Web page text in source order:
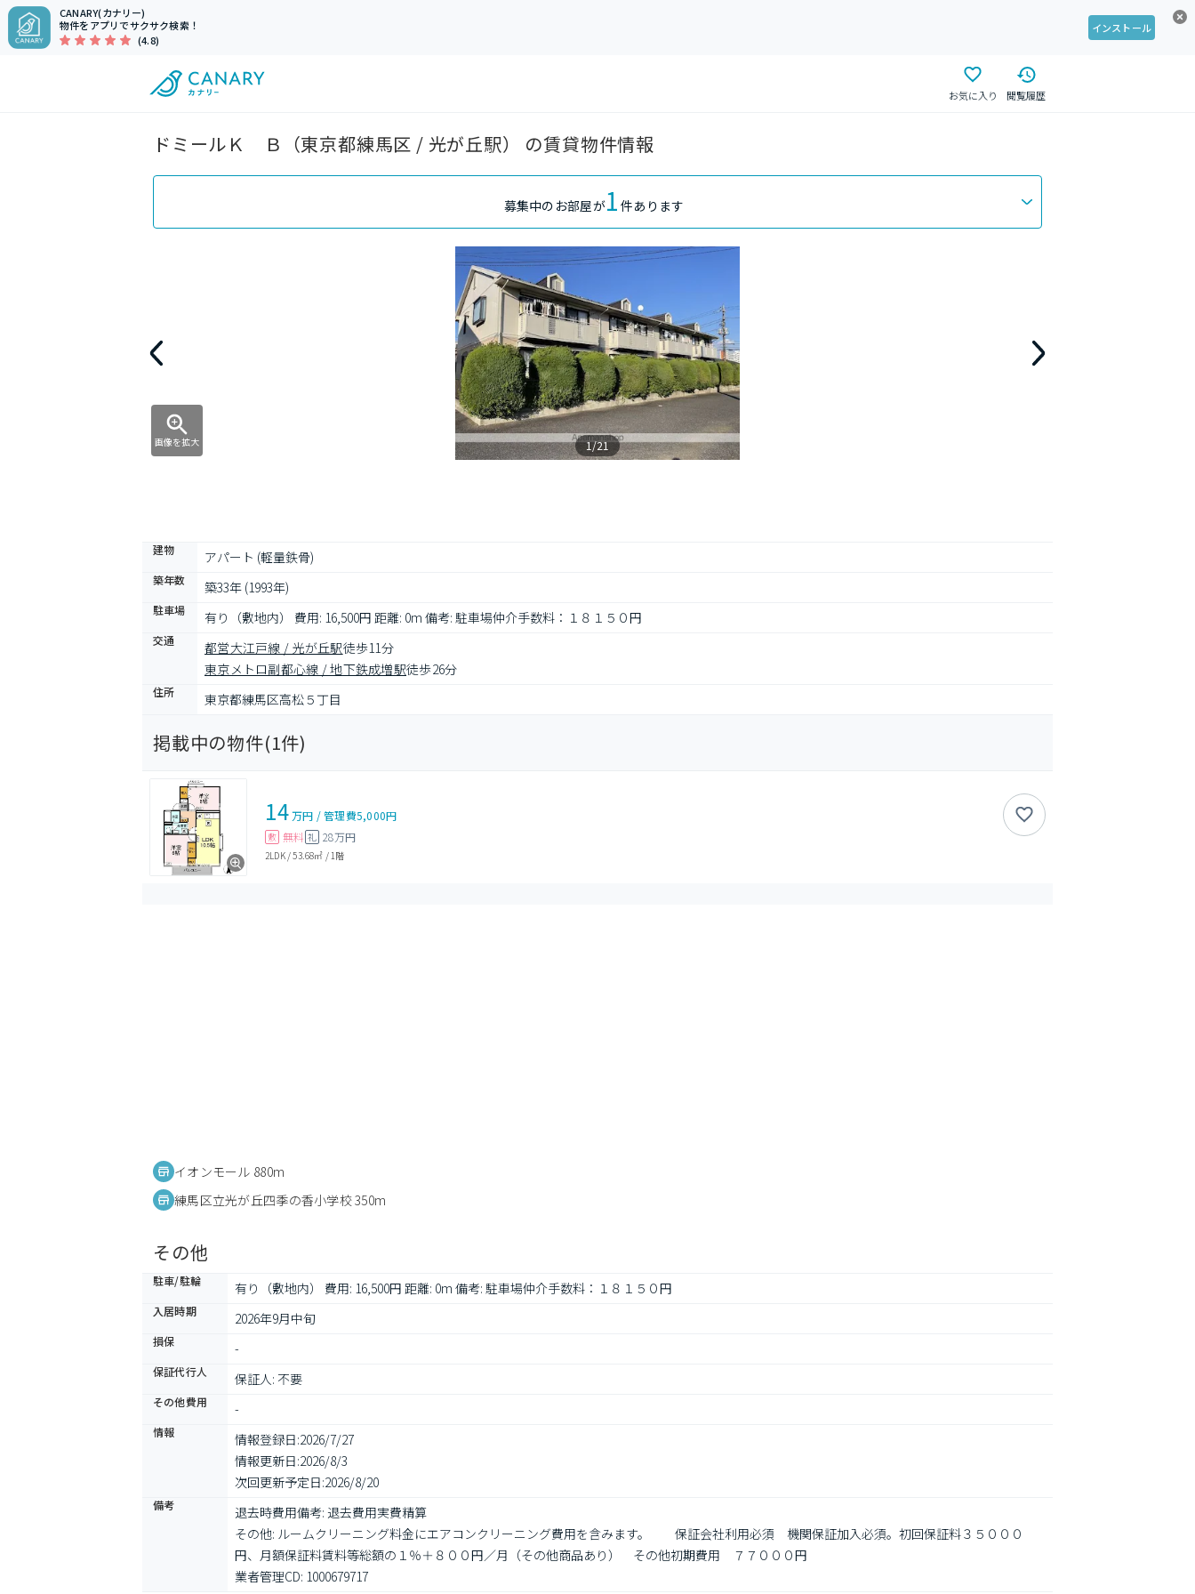
CANARY(カナリー)
物件をアプリでサクサク検索！
(4.8)
インストール
お気に入り 閲覧履歴
ドミールＫ Ｂ（東京都練馬区 / 光が丘駅） の賃貸物件情報
募集中のお部屋が1 件あります
画像を拡大 1/21
建物 アパート (軽量鉄骨)
築年数 築33年 (1993年)
駐車場 有り（敷地内） 費用: 16,500円 距離: 0m 備考: 駐車場仲介手数料：１８１５０円
交通 都営大江戸線 / 光が丘駅徒歩11分
東京メトロ副都心線 / 地下鉄成増駅徒歩26分
住所 東京都練馬区高松５丁目
掲載中の物件(1件)
14万円 /管理費5,000円
敷 無料 礼 28万円
2LDK/53.68㎡ / 1階
イオンモール 880m
練馬区立光が丘四季の香小学校 350m
その他
駐車/駐輪 有り（敷地内） 費用: 16,500円 距離: 0m 備考: 駐車場仲介手数料：１８１５０円
入居時期 2026年9月中旬
損保 -
保証代行人 保証人: 不要
その他費用 -
情報 情報登録日:2026/7/27
情報更新日:2026/8/3
次回更新予定日:2026/8/20
備考
退去時費用備考: 退去費用実費精算
その他: ルームクリーニング料金にエアコンクリーニング費用を含みます。　　保証会社利用必須　機関保証加入必須。初回保証料３５０００
円、月額保証料賃料等総額の１％＋８００円／月（その他商品あり）　その他初期費用　７７０００円
業者管理CD: 1000679717